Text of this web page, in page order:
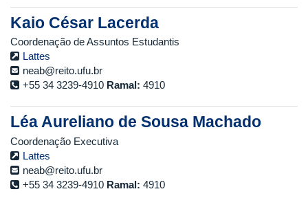
Kaio César Lacerda
Coordenação de Assuntos Estudantis
Lattes
neab@reito.ufu.br
+55 34 3239-4910 Ramal: 4910
Léa Aureliano de Sousa Machado
Coordenação Executiva
Lattes
neab@reito.ufu.br
+55 34 3239-4910 Ramal: 4910